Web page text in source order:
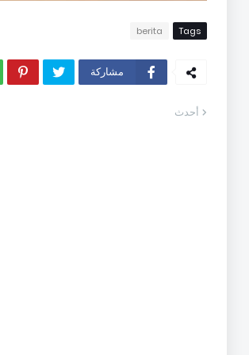
Tags
berita
مشاركة
أحدث